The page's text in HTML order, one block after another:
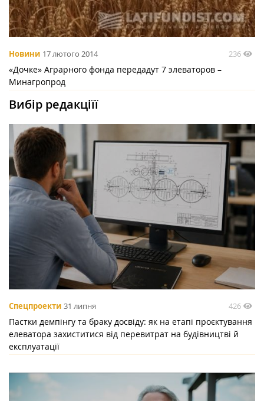
Новини 17 лютого 2014 236
«Дочке» Аграрного фонда передадут 7 элеваторов –
Минагропрод
Вибір редакціїї
Спецпроекти 31 липня 426
Пастки демпінгу та браку досвіду: як на етапі проєктування
елеватора захиститися від перевитрат на будівництві й
експлуатації